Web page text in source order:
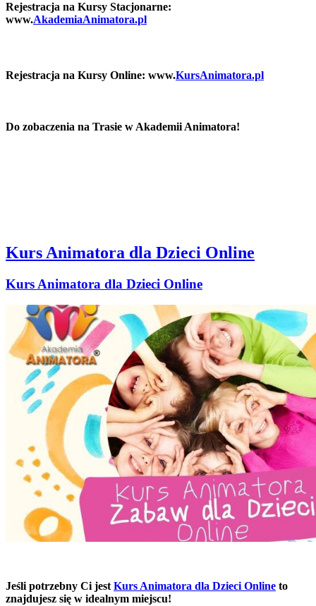
Rejestracja na Kursy Stacjonarne:
www.AkademiaAnimatora.pl
Rejestracja na Kursy Online: www.KursAnimatora.pl
Do zobaczenia na Trasie w Akademii Animatora!
Kurs Animatora dla Dzieci Online
Kurs Animatora dla Dzieci Online
Jeśli potrzebny Ci jestKurs Animatora dla Dzieci Online to
znajdujesz się w idealnym miejscu!